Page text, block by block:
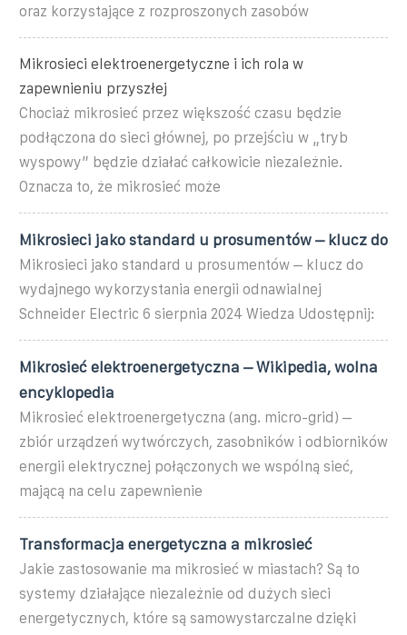
oraz korzystające z rozproszonych zasobów
Mikrosieci elektroenergetyczne i ich rola w
zapewnieniu przyszłej
Chociaż mikrosieć przez większość czasu będzie
podłączona do sieci głównej, po przejściu w „tryb
wyspowy” będzie działać całkowicie niezależnie.
Oznacza to, że mikrosieć może
Mikrosieci jako standard u prosumentów – klucz do
Mikrosieci jako standard u prosumentów – klucz do
wydajnego wykorzystania energii odnawialnej
Schneider Electric 6 sierpnia 2024 Wiedza Udostępnij:
Mikrosieć elektroenergetyczna – Wikipedia, wolna
encyklopedia
Mikrosieć elektroenergetyczna (ang. micro-grid) –
zbiór urządzeń wytwórczych, zasobników i odbiorników
energii elektrycznej połączonych we wspólną sieć,
mającą na celu zapewnienie
Transformacja energetyczna a mikrosieć
Jakie zastosowanie ma mikrosieć w miastach? Są to
systemy działające niezależnie od dużych sieci
energetycznych, które są samowystarczalne dzięki